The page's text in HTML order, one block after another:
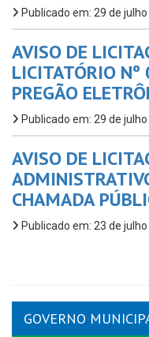
Publicado em: 29 de
AVISO DE
LICITATÓRIO
PREGÃO
Publicado em: 29 de
AVISO DE
CHAMADA
Publicado em: 23 de
GOVERNO